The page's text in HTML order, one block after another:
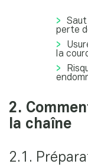
perte
la
2.
la chaîne
2.1.